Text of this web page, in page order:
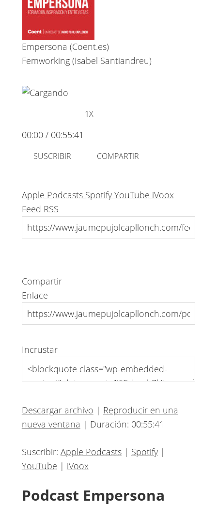
Empersona (Coent.es)
Femworking (Isabel Santiandreu)
EPISODIOEPISODIO
1X
00:00 / 00:55:41
SUSCRIBIR COMPARTIR
Apple Podcasts Spotify YouTube iVoox
Feed RSS
Compartir
Enlace
Incrustar
Descargar archivo | Reproducir en una
nueva ventana | Duración: 00:55:41
Suscribir: Apple Podcasts| Spotify|
YouTube | iVoox
Podcast Empersona